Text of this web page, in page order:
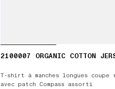
2100007 ORGANIC COTTON
T-shirt à manches longues coupe
avec patch Compass assorti